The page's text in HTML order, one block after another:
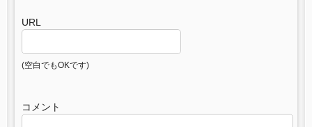
URL
(空白でもOKです)
コメント